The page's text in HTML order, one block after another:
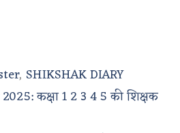
, SHIKSHAK DIARY
कक्षा 1 2 3 4 5 की शिक्षक